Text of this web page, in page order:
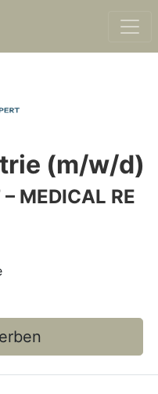
(m/w/d)
MEDICAL RE